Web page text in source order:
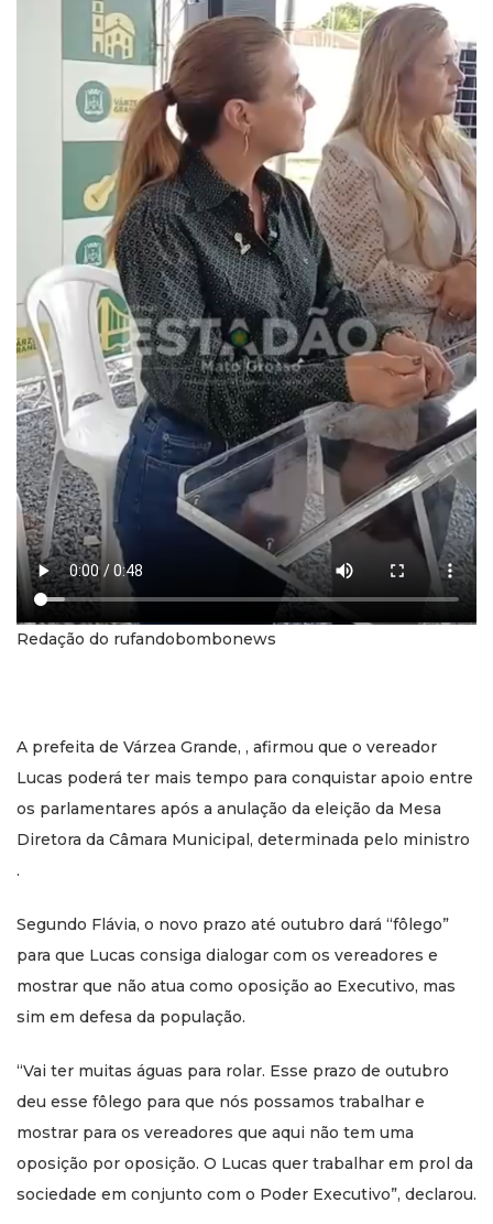
Redação do rufandobombonews
A prefeita de Várzea Grande, , afirmou que o vereador
Lucas poderá ter mais tempo para conquistar apoio entre
os parlamentares após a anulação da eleição da Mesa
Diretora da Câmara Municipal, determinada pelo ministro
.
Segundo Flávia, o novo prazo até outubro dará “fôlego”
para que Lucas consiga dialogar com os vereadores e
mostrar que não atua como oposição ao Executivo, mas
sim em defesa da população.
“Vai ter muitas águas para rolar. Esse prazo de outubro
deu esse fôlego para que nós possamos trabalhar e
mostrar para os vereadores que aqui não tem uma
oposição por oposição. O Lucas quer trabalhar em prol da
sociedade em conjunto com o Poder Executivo”, declarou.